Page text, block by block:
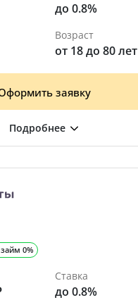
до 0.8%
Возраст
от 18 до 80 лет
заявку
0%
Ставка
до 0.8%